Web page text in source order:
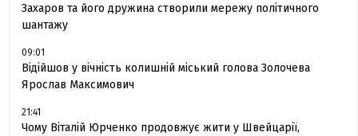
Захаров та його дружина створили мережу політичного
шантажу
09:01
Відійшов у вічність колишній міський голова Золочева
Ярослав Максимович
21:41
Чому Віталій Юрченко продовжує жити у Швейцарії,